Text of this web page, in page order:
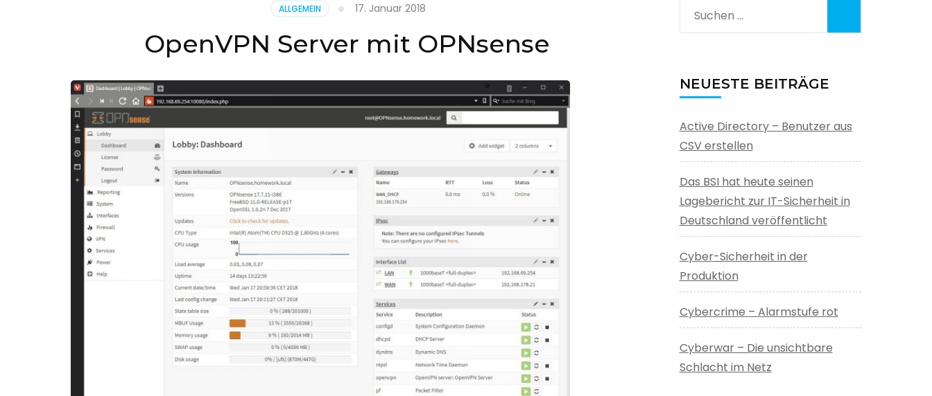
ALLGEMEIN 17. Januar 2018
OpenVPN Server mit OPNsense
Suchen
nach:
NEUESTE BEITRÄGE
Active Directory – Benutzer aus
CSV erstellen
Das BSI hat heute seinen
Lagebericht zur IT-Sicherheit in
Deutschland veröffentlicht
Cyber-Sicherheit in der
Produktion
Cybercrime – Alarmstufe rot
Cyberwar – Die unsichtbare
Schlacht im Netz